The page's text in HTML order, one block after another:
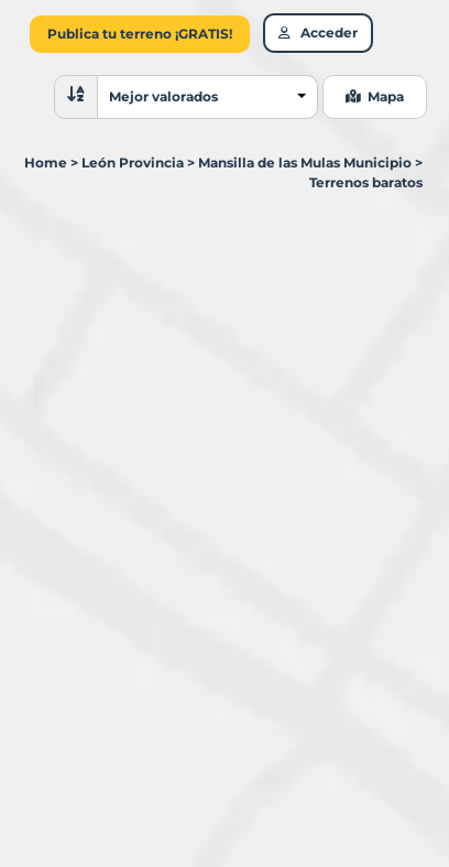
Publica tu terreno ¡GRATIS! Acceder
Ordenar resultados
Mejor valorados Mapa
Home > León Provincia > Mansilla de las Mulas Municipio >
Terrenos baratos